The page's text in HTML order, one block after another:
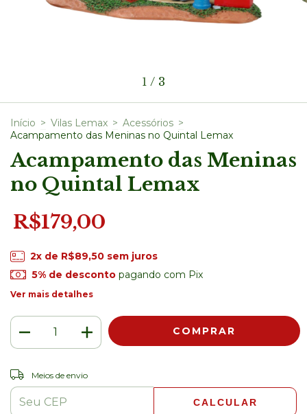
1 / 3
Início > Vilas Lemax > Acessórios >
Acampamento das Meninas no Quintal Lemax
Acampamento das Meninas
no Quintal Lemax
R$179,00
2x de R$89,50sem juros
5% de desconto pagando com Pix
Ver mais detalhes
Entregas para o CEP:
Meios de envio
CALCULAR